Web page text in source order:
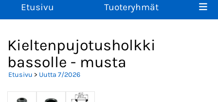
Etusivu Tuoteryhmät
Kieltenpujotusholkki
bassolle - musta
Etusivu > Uutta 7/2026